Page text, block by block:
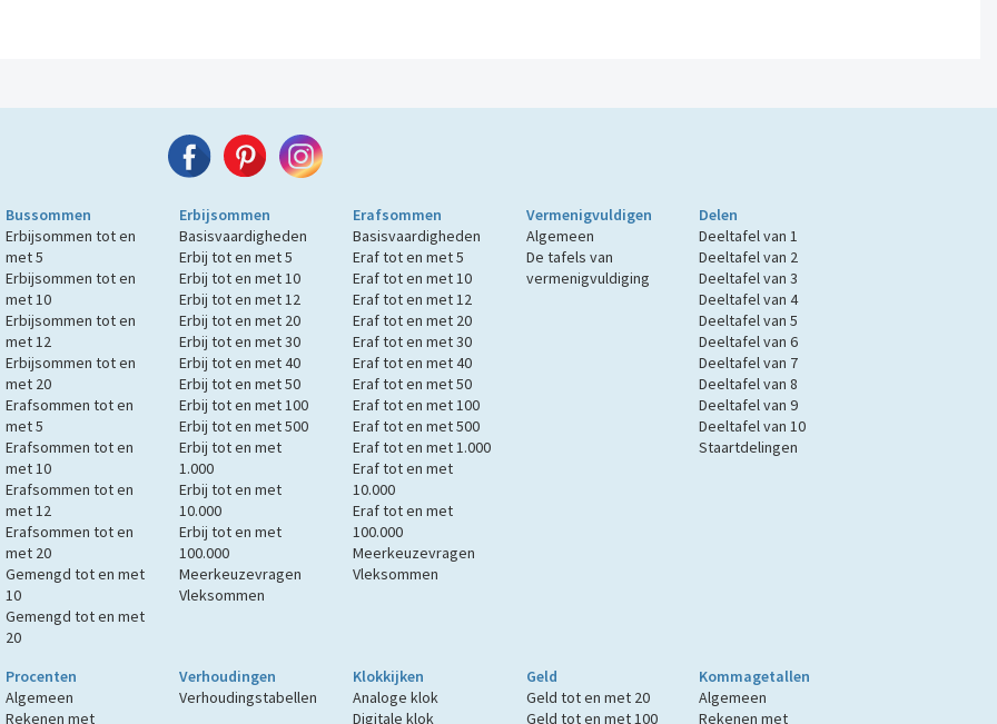
Bussommen
Erbijsommen tot en
met 5
Erbijsommen tot en
met 10
Erbijsommen tot en
met 12
Erbijsommen tot en
met 20
Erafsommen tot en
met 5
Erafsommen tot en
met 10
Erafsommen tot en
met 12
Erafsommen tot en
met 20
Gemengd tot en met
10
Gemengd tot en met
20
Erbijsommen
Basisvaardigheden
Erbij tot en met 5
Erbij tot en met 10
Erbij tot en met 12
Erbij tot en met 20
Erbij tot en met 30
Erbij tot en met 40
Erbij tot en met 50
Erbij tot en met 100
Erbij tot en met 500
Erbij tot en met
1.000
Erbij tot en met
10.000
Erbij tot en met
100.000
Meerkeuzevragen
Vleksommen
Erafsommen
Basisvaardigheden
Eraf tot en met 5
Eraf tot en met 10
Eraf tot en met 12
Eraf tot en met 20
Eraf tot en met 30
Eraf tot en met 40
Eraf tot en met 50
Eraf tot en met 100
Eraf tot en met 500
Eraf tot en met 1.000
Eraf tot en met
10.000
Eraf tot en met
100.000
Meerkeuzevragen
Vleksommen
Vermenigvuldigen
Algemeen
De tafels van
vermenigvuldiging
Delen
Deeltafel van 1
Deeltafel van 2
Deeltafel van 3
Deeltafel van 4
Deeltafel van 5
Deeltafel van 6
Deeltafel van 7
Deeltafel van 8
Deeltafel van 9
Deeltafel van 10
Staartdelingen
Procenten
Algemeen
Rekenen met
Verhoudingen
Verhoudingstabellen
Klokkijken
Analoge klok
Digitale klok
Geld
Geld tot en met 20
Geld tot en met 100
Kommagetallen
Algemeen
Rekenen met